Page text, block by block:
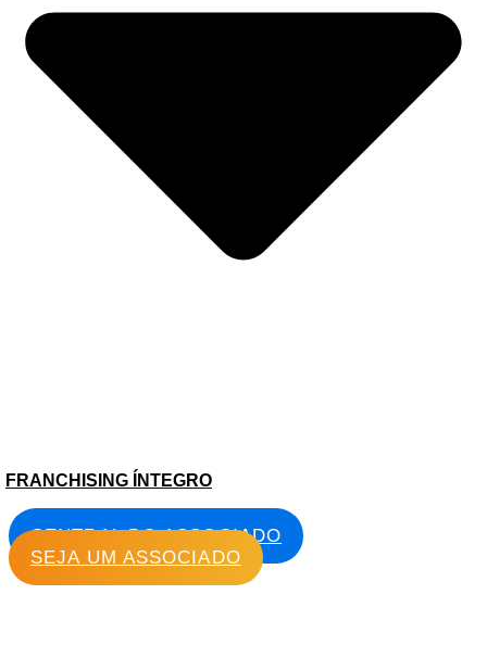
NÚMEROS DO SETOR
FRANCHISING ÍNTEGRO
CENTRAL DO ASSOCIADO
SEJA UM ASSOCIADO